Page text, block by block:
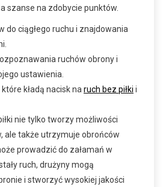
szanse na zdobycie punktów.
do ciągłego ruchu i znajdowania
ruchów obrony i
ustawienia.
kładą nacisk naruch bez piłki i
nie tylko tworzy możliwości
ale także utrzymuje obrońców
prowadzić do załamań w
ruch, drużyny mogą
i stworzyć wysokiej jakości